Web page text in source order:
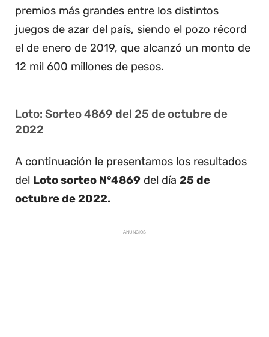
premios más grandes entre los distintos
juegos de azar del país, siendo el pozo récord
el de enero de 2019, que alcanzó un monto de
12 mil 600 millones de pesos.
Loto: Sorteo 4869 del 25 de octubre de
2022
A continuación le presentamos los resultados
del Loto sorteo N°4869 del día 25 de
octubre de 2022.
ANUNCIOS